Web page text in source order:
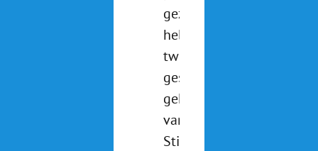
gezien? We
hebben
twee pony's
gesponsord
gekregen
van
Stichting de